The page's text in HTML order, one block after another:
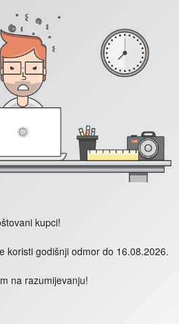
kupci!
koristi godišnji odmor do 16.08.2026.
na razumijevanju!